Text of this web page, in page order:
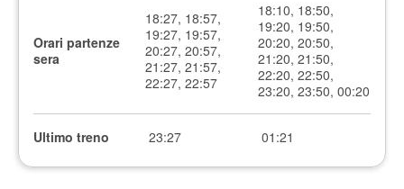
Orari partenze
sera
18:27, 18:57,
19:27, 19:57,
20:27, 20:57,
21:27, 21:57,
22:27, 22:57
18:10, 18:50,
19:20, 19:50,
20:20, 20:50,
21:20, 21:50,
22:20, 22:50,
23:20, 23:50, 00:20
Ultimo treno 23:27 01:21